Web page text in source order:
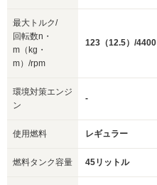
最大トルク/
回転数n・
m（kg・
m）/rpm
123（12.5）/4400
環境対策エンジ
ン
-
使用燃料 レギュラー
燃料タンク容量 45リットル